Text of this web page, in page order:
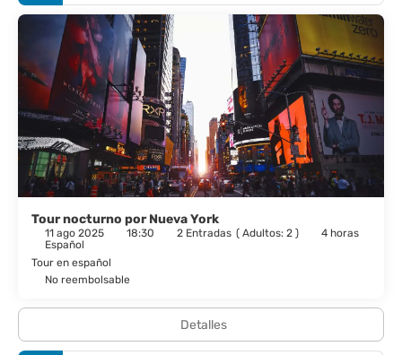
Tour nocturno por Nueva York
11 ago 2025 18:30 2 Entradas ( Adultos: 2 )
4 horas
Español
Tour en español
No reembolsable
Detalles